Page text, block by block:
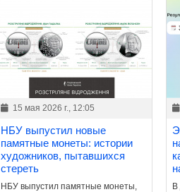
15 мая 2026 г., 12:05
НБУ выпустил новые
памятные монеты: истории
художников, пытавшихся
стереть
НБУ выпустил памятные монеты,
В